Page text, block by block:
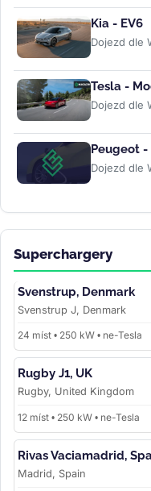
Kia - EV6
Dojezd dle
Tesla -
Dojezd dle
Peugeot -
Dojezd dle
Superchargery
Svenstrup, Denmark
Svenstrup J, Denmark
24 míst • 250 kW • ne-Tesla
Rugby J1, UK
Rugby, United Kingdom
12 míst • 250 kW • ne-Tesla
Rivas Vaciamadrid,
Madrid, Spain